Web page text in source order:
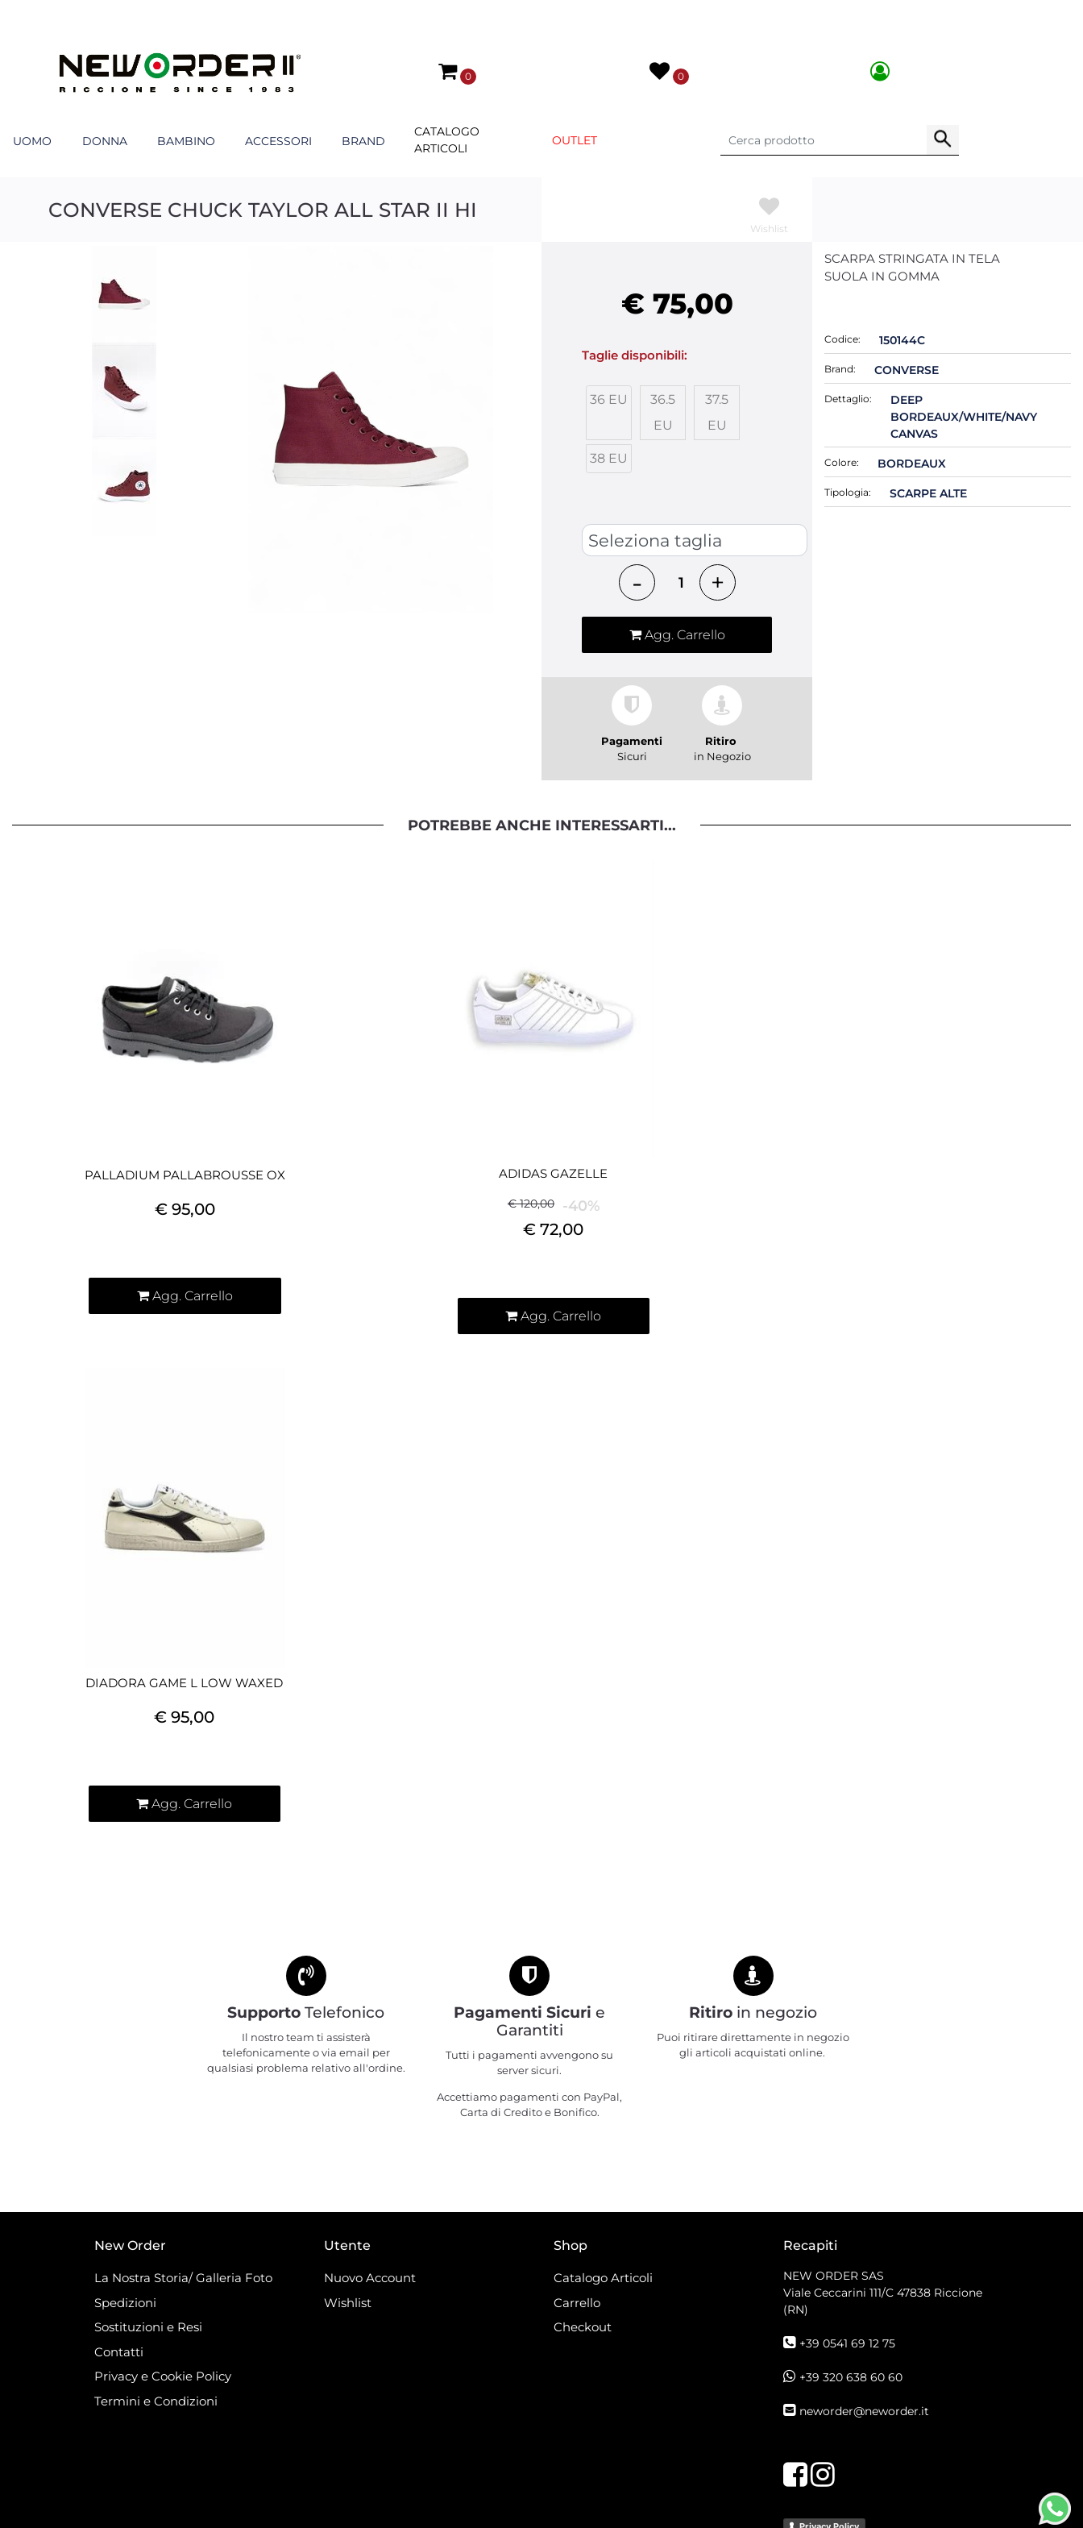
0 0
UOMO DONNA BAMBINO ACCESSORI BRAND
CATALOGO
ARTICOLI
OUTLET
CONVERSE CHUCK TAYLOR ALL STAR II HI
Wishlist
€ 75,00
Taglie disponibili:
36 EU
36.5
EU
37.5
EU
38 EU
Quantità
Agg. Carrello
Pagamenti
Sicuri
Ritiro
in Negozio
SCARPA STRINGATA IN TELA
SUOLA IN GOMMA
Codice: 150144C
Brand: CONVERSE
Dettaglio:
DEEP
BORDEAUX/WHITE/NAVY
CANVAS
Colore: BORDEAUX
Tipologia: SCARPE ALTE
POTREBBE ANCHE INTERESSARTI...
PALLADIUM PALLABROUSSE OX
€ 95,00
Agg. Carrello
ADIDAS GAZELLE
€ 120,00 -40%
€ 72,00
Agg. Carrello
DIADORA GAME L LOW WAXED
€ 95,00
Agg. Carrello
Supporto Telefonico
Il nostro team ti assisterà
telefonicamente o via email per
qualsiasi problema relativo all'ordine.
Pagamenti Sicuri e
Garantiti
Tutti i pagamenti avvengono su
server sicuri.
Accettiamo pagamenti con PayPal,
Carta di Credito e Bonifico.
Ritiro in negozio
Puoi ritirare direttamente in negozio
gli articoli acquistati online.
New Order
La Nostra Storia/ Galleria Foto
Spedizioni
Sostituzioni e Resi
Contatti
Privacy e Cookie Policy
Termini e Condizioni
Utente
Nuovo Account
Wishlist
Shop
Catalogo Articoli
Carrello
Checkout
Recapiti
NEW ORDER SAS
Viale Ceccarini 111/C 47838 Riccione
(RN)
+39 0541 69 12 75
+39 320 638 60 60
neworder@neworder.it
FacebookInstagram